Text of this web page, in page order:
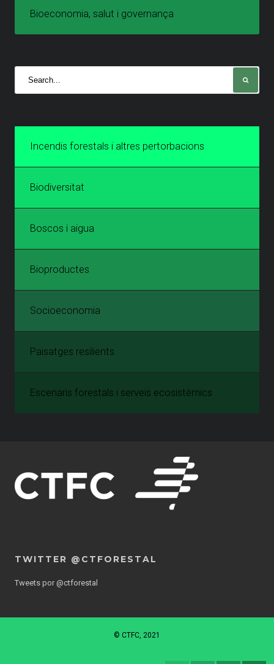
Bioeconomia, salut i governança
Incendis forestals i altres pertorbacions
Biodiversitat
Boscos i aigua
Bioproductes
Socioeconomia
Paisatges resilients
Escenaris forestals i serveis ecosistèmics
TWITTER @CTFORESTAL
Tweets por @ctforestal
© CTFC, 2021